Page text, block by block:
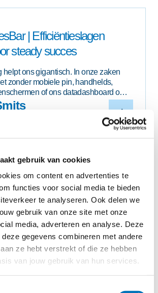
gebruik van cookies
om content en advertenties te
functies voor social media te bieden
te analyseren. Ook delen we
gebruik van onze site met onze
media, adverteren en analyse. Deze
gegevens combineren met andere
ze hebt verstrekt of die ze hebben
van jouw gebruik van hun services.
| Efficiëntieslagen
steady succes
helpt ons gigantisch. In onze zaken
zonder mobiele pin, handhelds,
of ons datadashboard om
en te sturen op resultaat."
meerdere locaties
advies vanuit de
dat jouw horecazaak klaar is voor de
adviseurs Patrick, Sjoerd en Jesse
in de regio Rotterdam. Zij kennen de
als geen ander en denken graag met